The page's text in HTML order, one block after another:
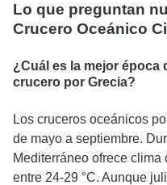
Lo que preguntan
Crucero Oceánico
¿Cuál es la mejor época
crucero por Grecia?
Los cruceros oceánicos
de mayo a septiembre.
Mediterráneo ofrece
entre 24-29 °C. Aunque